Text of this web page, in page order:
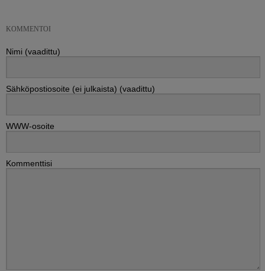
KOMMENTOI
Nimi (vaadittu)
Sähköpostiosoite (ei julkaista) (vaadittu)
WWW-osoite
Kommenttisi